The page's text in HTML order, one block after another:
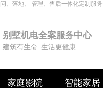
、落地、 管理、售后一体化定制服务
别墅机电全案服务中心
建筑有生命. 生活更健康
家庭影院 智能家居